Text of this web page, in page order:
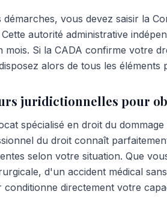
vous devez saisir la
autorité administrative
mois. Si la CADA confirme votre
alors de tous les
juridictionnelles pour
spécialisé en droit du
du droit connaît
selon votre situation. Que
d'un accident médical
conditionne directement votre